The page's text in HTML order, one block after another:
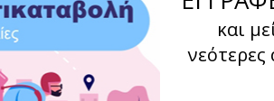
και
νεότερες